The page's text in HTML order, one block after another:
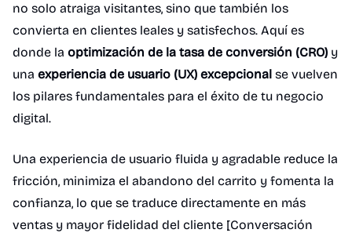
no solo atraiga visitantes, sino que también los
convierta en clientes leales y satisfechos. Aquí es
donde la optimización de la tasa de conversión (CRO) y
una experiencia de usuario (UX) excepcional se vuelven
los pilares fundamentales para el éxito de tu negocio
digital.
Una experiencia de usuario fluida y agradable reduce la
fricción, minimiza el abandono del carrito y fomenta la
confianza, lo que se traduce directamente en más
ventas y mayor fidelidad del cliente [Conversación